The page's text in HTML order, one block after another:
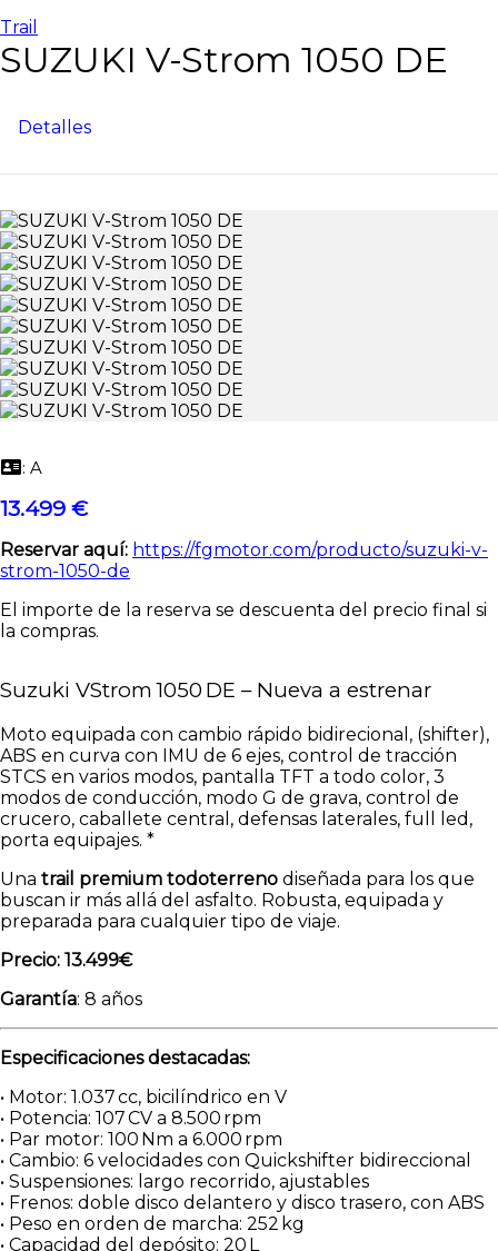
Trail
SUZUKI V-Strom 1050 DE
Detalles
: A
13.499 €
Reservar aquí: https://fgmotor.com/producto/suzuki-v-
strom-1050-de
El importe de la reserva se descuenta del precio final si
la compras.
Suzuki VStrom 1050 DE – Nueva a estrenar
Moto equipada con cambio rápido bidirecional, (shifter),
ABS en curva con IMU de 6 ejes, control de tracción
STCS en varios modos, pantalla TFT a todo color, 3
modos de conducción, modo G de grava, control de
crucero, caballete central, defensas laterales, full led,
porta equipajes. *
Una trail premium todoterreno diseñada para los que
buscan ir más allá del asfalto. Robusta, equipada y
preparada para cualquier tipo de viaje.
Precio: 13.499€
Garantía: 8 años
Especificaciones destacadas:
• Motor: 1.037 cc, bicilíndrico en V
• Potencia: 107 CV a 8.500 rpm
• Par motor: 100 Nm a 6.000 rpm
• Cambio: 6 velocidades con Quickshifter bidireccional
• Suspensiones: largo recorrido, ajustables
• Frenos: doble disco delantero y disco trasero, con ABS
• Peso en orden de marcha: 252 kg
• Capacidad del depósito: 20 L